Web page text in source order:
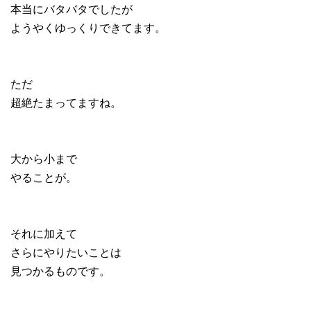
本当にバタバタでしたが
ようやくゆっくりできてます。
ただ
超絶たまってますね。
大から小まで
やることが。
それに加えて
さらにやりたいことは
見つかるものです。